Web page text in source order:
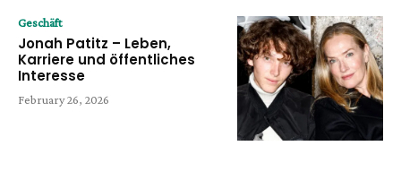
Geschäft
Jonah Patitz – Leben,
Karriere und öffentliches
Interesse
February 26, 2026